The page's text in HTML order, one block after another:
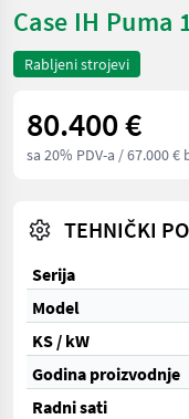
Case IH Puma
Rabljeni strojevi
80.400 €
sa 20% PDV-a / 67.000 €
TEHNIČKI
Serija
Model
KS / kW
Godina proizvodnje
Radni sati